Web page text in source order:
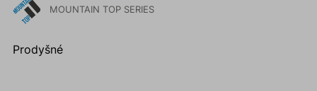
MOUNTAIN TOP SERIES
Prodyšné